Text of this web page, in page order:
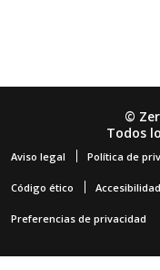
©
Todos
Aviso legal Política de
Código ético Accesibilidad
Preferencias de privacidad